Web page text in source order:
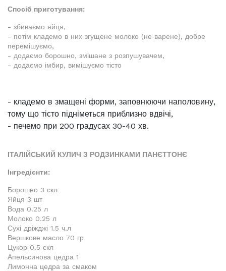
Спосіб приготування:
- збиваємо яйця,
- потім кладемо в них згущене молоко (не варене), добре
перемішуємо,
- додаємо борошно, змішане з розпушувачем,
- додаємо імбир, вимішуємо тісто
- кладемо в змащені форми, заповнюючи наполовину,
тому що тісто підніметься приблизно вдвічі,
- печемо при 200 градусах 30-40 хв.
ІТАЛІЙСЬКИЙ КУЛИЧ З РОДЗИНКАМИ ПАНЄТТОНЄ
Інгредієнти:
Борошно 3 скл
Яйця 3 шт
Вода 0.25 л
Молоко 0.25 л
Сухі дріжджі 1.5 ч.л
Вершкове масло 70 гр
Цукор 0.5 скл
Апельсинова цедра 1
Лимонна цедра за смаком